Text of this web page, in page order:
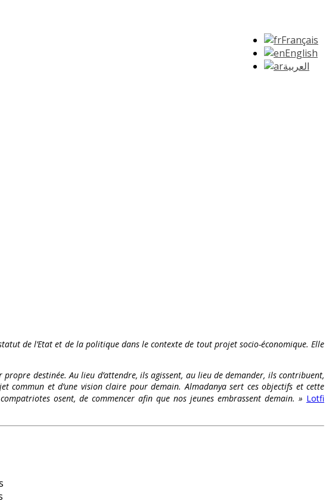
Français
English
العربية
de l’Etat et de la politique dans le contexte de tout projet socio-économique. Elle
destinée. Au lieu d’attendre, ils agissent, au lieu de demander, ils contribuent,
commun et d’une vision claire pour demain. Almadanya sert ces objectifs et cette
osent, de commencer afin que nos jeunes embrassent demain. » Lotfi